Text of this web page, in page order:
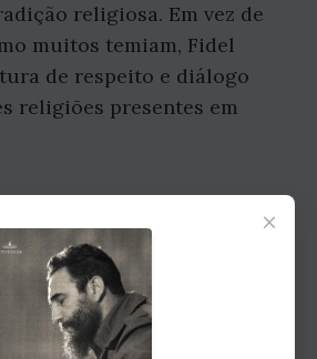
religiosa. Em vez de
muitos temiam, Fidel
de respeito e diálogo
religiões presentes em
com a Teologia
mais significativos na
×